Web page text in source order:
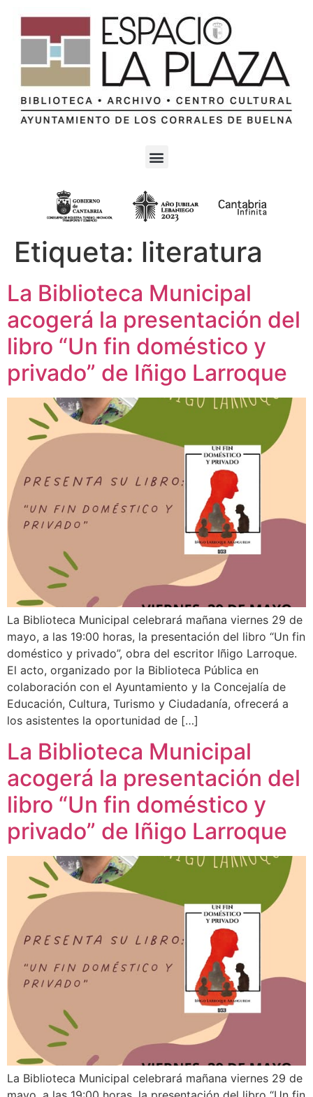
Etiqueta: literatura
La Biblioteca Municipal
acogerá la presentación del
libro “Un fin doméstico y
privado” de Iñigo Larroque
La Biblioteca Municipal celebrará mañana viernes 29 de
mayo, a las 19:00 horas, la presentación del libro “Un fin
doméstico y privado”, obra del escritor Iñigo Larroque.
El acto, organizado por la Biblioteca Pública en
colaboración con el Ayuntamiento y la Concejalía de
Educación, Cultura, Turismo y Ciudadanía, ofrecerá a
los asistentes la oportunidad de […]
La Biblioteca Municipal
acogerá la presentación del
libro “Un fin doméstico y
privado” de Iñigo Larroque
La Biblioteca Municipal celebrará mañana viernes 29 de